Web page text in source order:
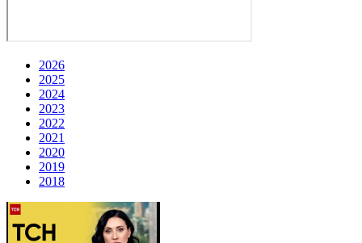
2026
2025
2024
2023
2022
2021
2020
2019
2018